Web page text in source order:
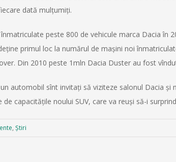
dată mulţumiţi.
peste 800 de vehicule marca Dacia în
primul loc la numărul de maşini noi
Din 2010 peste 1mln Dacia Duster au fost
automobil sînt invitaţi să viziteze salonul Dacia și
capacitățile noului SUV, care va reuşi să-i
, Știri